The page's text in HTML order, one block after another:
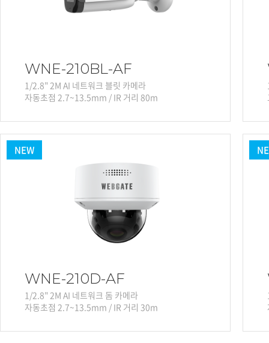
WNE-210BL-AF
1/2.8" 2M AI 네트워크 블릿 카메라
자동초점 2.7~13.5mm / IR 거리 80m
NEW
WNE-210D-AF
1/2.8" 2M AI 네트워크 돔 카메라
자동초점 2.7~13.5mm / IR 거리 30m